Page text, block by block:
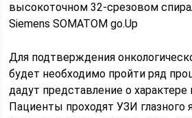
высокоточном 32-срезовом
Siemens SOMATOM go.Up
Для подтверждения
будет необходимо пройти ряд
дадут представление о характере
Пациенты проходят УЗИ глазного